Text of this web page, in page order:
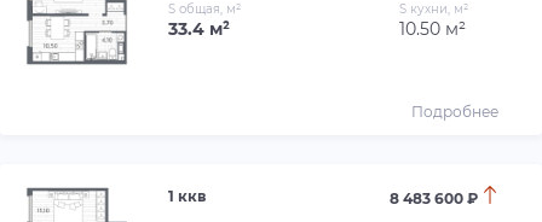
S общая, м²
33.4 м²
S кухни, м²
10.50 м²
Подробнее
1 ккв 8 483 600 ₽